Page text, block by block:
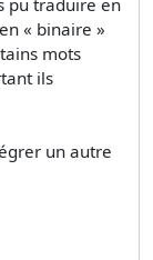
« binaire »
mots
ils
un autre